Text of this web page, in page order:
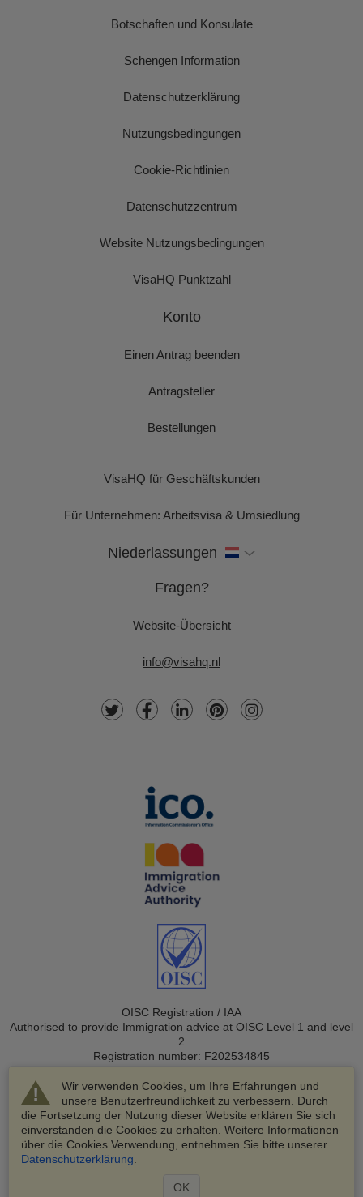
Wir verwenden Cookies, um Ihre Erfahrungen und
unsere Benutzerfreundlichkeit zu verbessern. Durch
die Fortsetzung der Nutzung dieser Website erklären Sie sich
einverstanden die Cookies zu erhalten. Weitere Informationen
über die Cookies Verwendung, entnehmen Sie bitte unserer
Datenschutzerklärung
OK
Botschaften und Konsulate
Schengen Information
Datenschutzerklärung
Nutzungsbedingungen
Cookie-Richtlinien
Datenschutzzentrum
Website Nutzungsbedingungen
VisaHQ Punktzahl
Konto
Einen Antrag beenden
Antragsteller
Bestellungen
VisaHQ für Geschäftskunden
Für Unternehmen: Arbeitsvisa & Umsiedlung
Niederlassungen
Fragen?
Website-Übersicht
info@visahq.nl
OISC Registration / IAA
Authorised to provide Immigration advice at OISC Level 1 and level
2
Registration number: F202534845
© 2003-2026 VisaHQ.com, Inc. Alle Rechte vorbehalten.
VisaHQ und das VisaHQ-Logo sind eingetragene Marken von
VisaHQ.com, Inc.